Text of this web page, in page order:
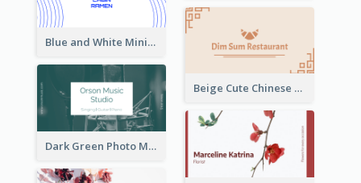
Blue and White Minimal Ramen Business Card Maker
Beige Cute Chinese Restaurant Business Card Template
Dark Green Photo Music Studio Business Card